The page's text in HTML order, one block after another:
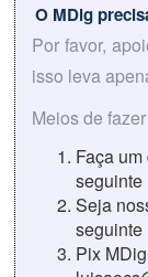
O MDig
Por favor,
isso leva
Meios de
Faça
seguinte
Seja
seguinte
Pix